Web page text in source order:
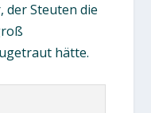
der Steuten die
hätte.